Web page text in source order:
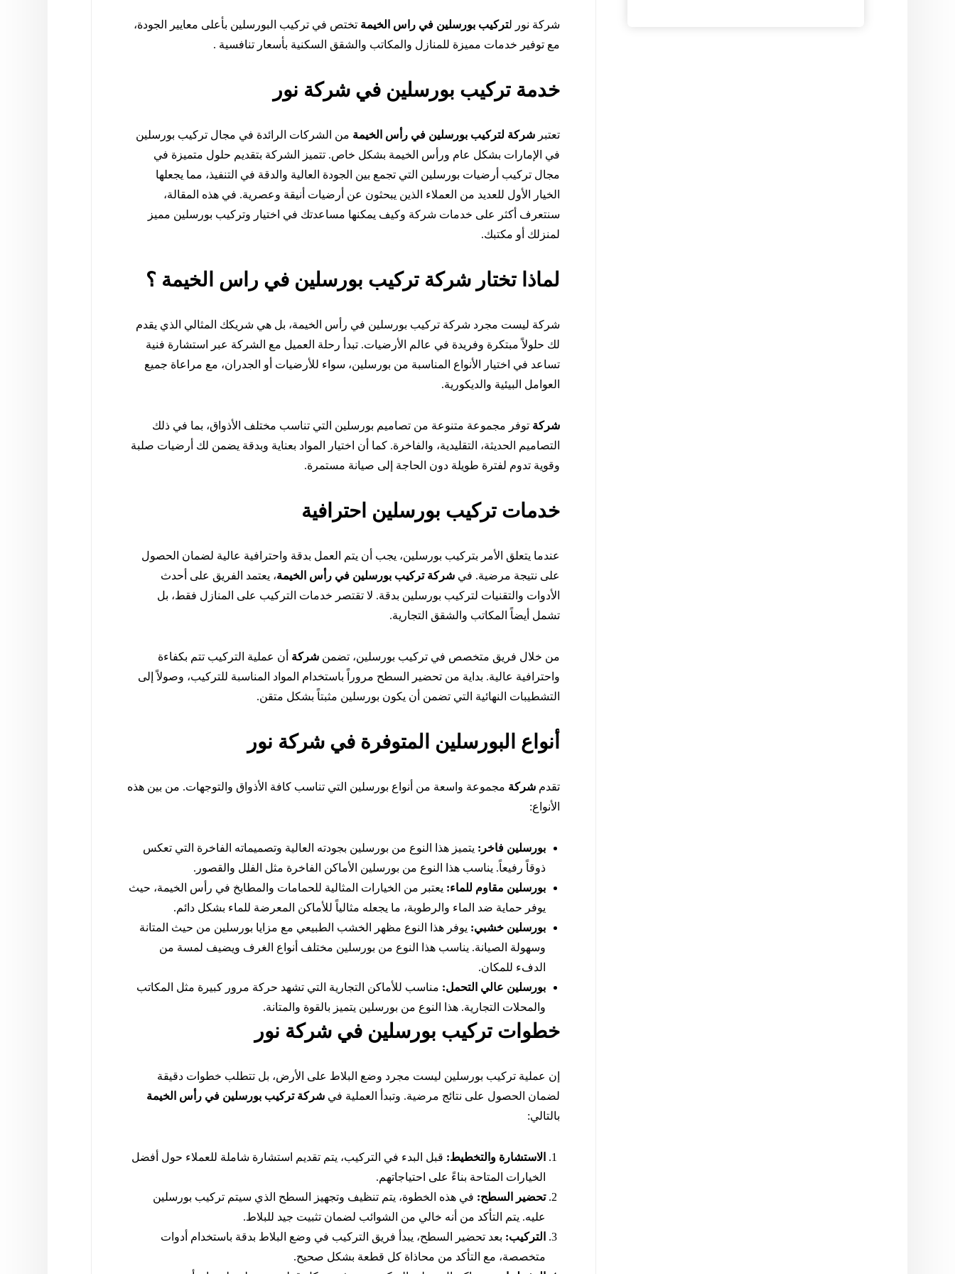
شركة نور لتركيب بورسلين في راس الخيمة تختص في تركيب البورسلين بأعلى معايير الجودة،
مع توفير خدمات مميزة للمنازل والمكاتب والشقق السكنية بأسعار تنافسية .
خدمة تركيب بورسلين في شركة نور
تعتبرشركة لتركيب بورسلين في رأس الخيمة من الشركات الرائدة في مجال تركيب بورسلين
في الإمارات بشكل عام ورأس الخيمة بشكل خاص. تتميز الشركة بتقديم حلول متميزة في
مجال تركيب أرضيات بورسلين التي تجمع بين الجودة العالية والدقة في التنفيذ، مما يجعلها
الخيار الأول للعديد من العملاء الذين يبحثون عن أرضيات أنيقة وعصرية. في هذه المقالة،
سنتعرف أكثر على خدمات شركة وكيف يمكنها مساعدتك في اختيار وتركيب بورسلين مميز
لمنزلك أو مكتبك.
لماذا تختار شركة تركيب بورسلين في راس الخيمة ؟
شركة ليست مجرد شركة تركيب بورسلين في رأس الخيمة، بل هي شريكك المثالي الذي يقدم
لك حلولاً مبتكرة وفريدة في عالم الأرضيات. تبدأ رحلة العميل مع الشركة عبر استشارة فنية
تساعد في اختيار الأنواع المناسبة من بورسلين، سواء للأرضيات أو الجدران، مع مراعاة جميع
العوامل البيئية والديكورية.
شركةتوفر مجموعة متنوعة من تصاميم بورسلين التي تناسب مختلف الأذواق، بما في ذلك
التصاميم الحديثة، التقليدية، والفاخرة. كما أن اختيار المواد بعناية وبدقة يضمن لك أرضيات صلبة
وقوية تدوم لفترة طويلة دون الحاجة إلى صيانة مستمرة.
خدمات تركيب بورسلين احترافية
عندما يتعلق الأمر بتركيب بورسلين، يجب أن يتم العمل بدقة واحترافية عالية لضمان الحصول
على نتيجة مرضية. فيشركة تركيب بورسلين في رأس الخيمة، يعتمد الفريق على أحدث
الأدوات والتقنيات لتركيب بورسلين بدقة. لا تقتصر خدمات التركيب على المنازل فقط، بل
تشمل أيضاً المكاتب والشقق التجارية.
من خلال فريق متخصص في تركيب بورسلين، تضمنشركة أن عملية التركيب تتم بكفاءة
واحترافية عالية. بداية من تحضير السطح مروراً باستخدام المواد المناسبة للتركيب، وصولاً إلى
التشطيبات النهائية التي تضمن أن يكون بورسلين مثبتاً بشكل متقن.
أنواع البورسلين المتوفرة في شركة نور
تقدمشركة مجموعة واسعة من أنواع بورسلين التي تناسب كافة الأذواق والتوجهات. من بين هذه
الأنواع:
بورسلين فاخر: يتميز هذا النوع من بورسلين بجودته العالية وتصميماته الفاخرة التي تعكس
ذوقاً رفيعاً. يناسب هذا النوع من بورسلين الأماكن الفاخرة مثل الفلل والقصور.
بورسلين مقاوم للماء: يعتبر من الخيارات المثالية للحمامات والمطابخ في رأس الخيمة، حيث
يوفر حماية ضد الماء والرطوبة، ما يجعله مثالياً للأماكن المعرضة للماء بشكل دائم.
بورسلين خشبي: يوفر هذا النوع مظهر الخشب الطبيعي مع مزايا بورسلين من حيث المتانة
وسهولة الصيانة. يناسب هذا النوع من بورسلين مختلف أنواع الغرف ويضيف لمسة من
الدفء للمكان.
بورسلين عالي التحمل: مناسب للأماكن التجارية التي تشهد حركة مرور كبيرة مثل المكاتب
والمحلات التجارية. هذا النوع من بورسلين يتميز بالقوة والمتانة.
خطوات تركيب بورسلين في شركة نور
إن عملية تركيب بورسلين ليست مجرد وضع البلاط على الأرض، بل تتطلب خطوات دقيقة
لضمان الحصول على نتائج مرضية. وتبدأ العملية فيشركة تركيب بورسلين في رأس الخيمة
بالتالي:
الاستشارة والتخطيط: قبل البدء في التركيب، يتم تقديم استشارة شاملة للعملاء حول أفضل
الخيارات المتاحة بناءً على احتياجاتهم.
تحضير السطح: في هذه الخطوة، يتم تنظيف وتجهيز السطح الذي سيتم تركيب بورسلين
عليه. يتم التأكد من أنه خالي من الشوائب لضمان تثبيت جيد للبلاط.
التركيب: بعد تحضير السطح، يبدأ فريق التركيب في وضع البلاط بدقة باستخدام أدوات
متخصصة، مع التأكد من محاذاة كل قطعة بشكل صحيح.